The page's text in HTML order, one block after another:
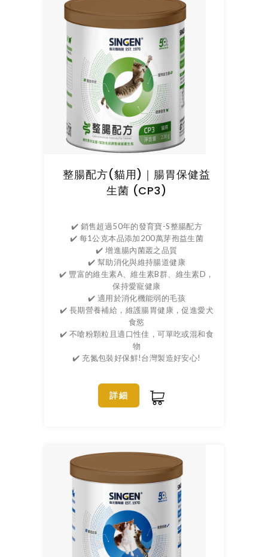
整腸配方(貓用)｜腸胃保健益
生菌 (CP3)
✔️ 銷售超過50年的發育寶-S整腸配方
✔️ 每1公克本品添加200萬芽孢益生菌
✔️ 增進腸內菌叢之品質
✔️ 幫助消化與維持腸道健康
✔️ 豐富的維生素A、維生素B群、維生素D，
保持愛寵健康
✔️ 適用於消化機能弱的毛孩
✔️ 長期營養補給，維護腸胃健康，促進愛犬
食慾
✔️ 不嗆粉顆粒且適口性佳，可單吃或混和食
物
✔️ 充氮包裝好保鮮!台灣製造好安心!
詳細